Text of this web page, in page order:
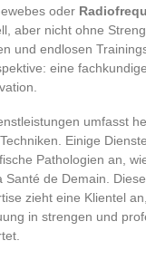
oder
aber nicht ohne
und endlosen
eine
umfasst
Einige
Pathologien an,
Santé de Demain.
zieht eine Klientel
in strengen und